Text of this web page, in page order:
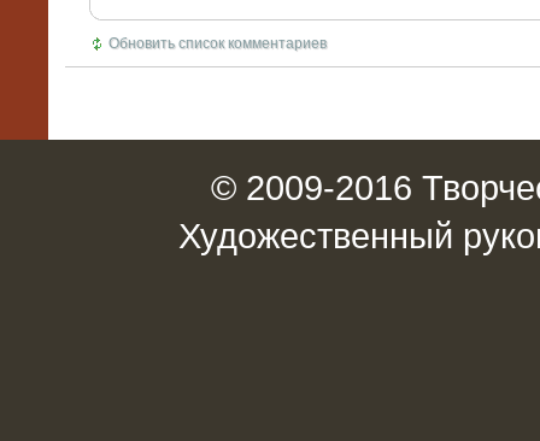
Обновить список комментариев
© 2009-2016
Художественный